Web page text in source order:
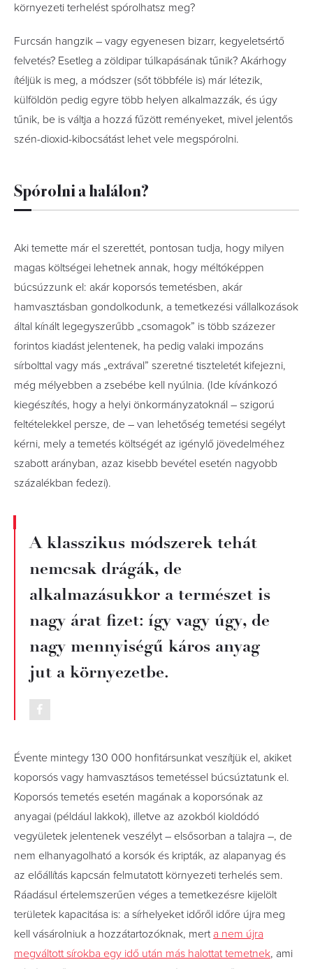
környezeti terhelést spórolhatsz meg?
Furcsán hangzik – vagy egyenesen bizarr, kegyeletsértő
felvetés? Esetleg a zöldipar túlkapásának tűnik? Akárhogy
ítéljük is meg, a módszer (sőt többféle is) már létezik,
külföldön pedig egyre több helyen alkalmazzák, és úgy
tűnik, be is váltja a hozzá fűzött reményeket, mivel jelentős
szén-dioxid-kibocsátást lehet vele megspórolni.
Spórolni a halálon?
Aki temette már el szerettét, pontosan tudja, hogy milyen
magas költségei lehetnek annak, hogy méltóképpen
búcsúzzunk el: akár koporsós temetésben, akár
hamvasztásban gondolkodunk, a temetkezési vállalkozások
által kínált legegyszerűbb „csomagok” is több százezer
forintos kiadást jelentenek, ha pedig valaki impozáns
sírbolttal vagy más „extrával” szeretné tiszteletét kifejezni,
még mélyebben a zsebébe kell nyúlnia. (Ide kívánkozó
kiegészítés, hogy a helyi önkormányzatoknál – szigorú
feltételekkel persze, de – van lehetőség temetési segélyt
kérni, mely a temetés költségét az igénylő jövedelméhez
szabott arányban, azaz kisebb bevétel esetén nagyobb
százalékban fedezi).
A klasszikus módszerek tehát
nemcsak drágák, de
alkalmazásukkor a természet is
nagy árat fizet: így vagy úgy, de
nagy mennyiségű káros anyag
jut a környezetbe.
Évente mintegy 130 000 honfitársunkat veszítjük el, akiket
koporsós vagy hamvasztásos temetéssel búcsúztatunk el.
Koporsós temetés esetén magának a koporsónak az
anyagai (például lakkok), illetve az azokból kioldódó
vegyületek jelentenek veszélyt – elsősorban a talajra –, de
nem elhanyagolható a korsók és kripták, az alapanyag és
az előállítás kapcsán felmutatott környezeti terhelés sem.
Ráadásul értelemszerűen véges a temetkezésre kijelölt
területek kapacitása is: a sírhelyeket időről időre újra meg
kell vásárolniuk a hozzátartozóknak, mert a nem újra
megváltott sírokba egy idő után más halottat temetnek, ami